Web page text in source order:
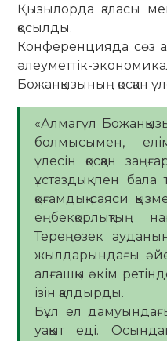
Қызылорда қаласы
қосылды.
Конференцияда сөз
әлеуметтік-
Божанқызының қосқан
«Алмагүл
болмысымен,
үлесін қосқан
ұстаздық пен бала
қоғамдық-саяси
еңбекқорлықтың
Тереңөзек ауданын
жылдарындағы
алғашқы әкім
ізін қалдырды.
Бұл ел
уақыт еді.